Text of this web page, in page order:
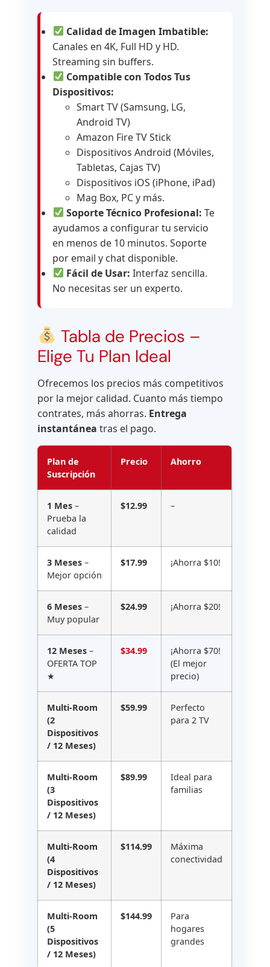
Calidad de Imagen Imbatible:
Canales en 4K, Full HD y HD.
Streaming sin buffers.
Compatible con Todos Tus
Dispositivos:
Smart TV (Samsung, LG,
Android TV)
Amazon Fire TV Stick
Dispositivos Android (Móviles,
Tabletas, Cajas TV)
Dispositivos iOS (iPhone, iPad)
Mag Box, PC y más.
Soporte Técnico Profesional: Te
ayudamos a configurar tu servicio
en menos de 10 minutos. Soporte
por email y chat disponible.
Fácil de Usar: Interfaz sencilla.
No necesitas ser un experto.
Tabla de Precios –
Elige Tu Plan Ideal
Ofrecemos los precios más competitivos
por la mejor calidad. Cuanto más tiempo
contrates, más ahorras. Entrega
instantánea tras el pago.
Plan de
Suscripción
Precio Ahorro
1 Mes –
Prueba la
calidad
$12.99 –
3 Meses –
Mejor opción
$17.99 ¡Ahorra $10!
6 Meses –
Muy popular
$24.99 ¡Ahorra $20!
12 Meses –
OFERTA TOP
★
$34.99
¡Ahorra $70!
(El mejor
precio)
Multi-Room
(2
Dispositivos
/ 12 Meses)
$59.99
Perfecto
para 2 TV
Multi-Room
(3
Dispositivos
/ 12 Meses)
$89.99
Ideal para
familias
Multi-Room
(4
Dispositivos
/ 12 Meses)
$114.99
Máxima
conectividad
Multi-Room
(5
Dispositivos
/ 12 Meses)
$144.99
Para
hogares
grandes